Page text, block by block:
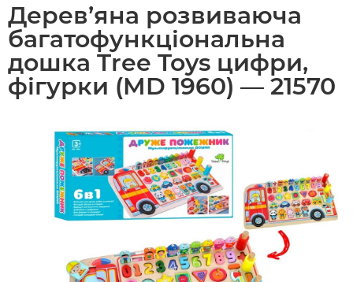
Дерев’яна розвиваюча
багатофункціональна
дошка Tree Toys цифри,
фігурки (MD 1960) — 21570